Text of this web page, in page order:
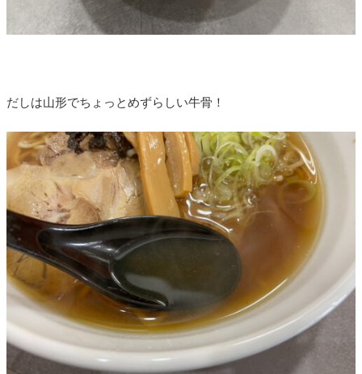
だしは山形でちょっとめずらしい牛骨！